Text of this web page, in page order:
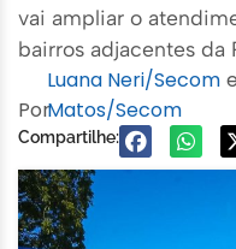
vai ampliar o
bairros adjacentes da
Por
Luana Neri/Secom e
Matos/Secom
Compartilhe: